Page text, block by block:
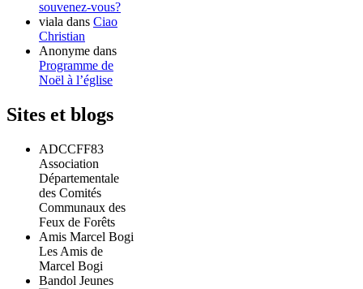
souvenez-vous?
viala dans Ciao
Christian
Anonyme dans
Programme de
Noël à l’église
Sites et blogs
ADCCFF83
Association
Départementale
des Comités
Communaux des
Feux de Forêts
Amis Marcel Bogi
Les Amis de
Marcel Bogi
Bandol Jeunes